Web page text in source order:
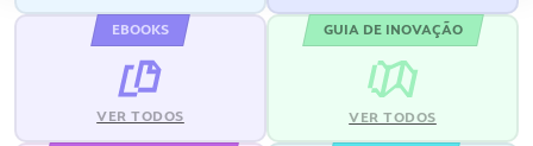
EBOOKS
VER TODOS
GUIA DE INOVAÇÃO
VER TODOS